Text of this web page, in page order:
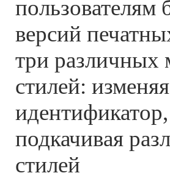
пользователям
версий
три различных
стилей:
подкачивая
стилей